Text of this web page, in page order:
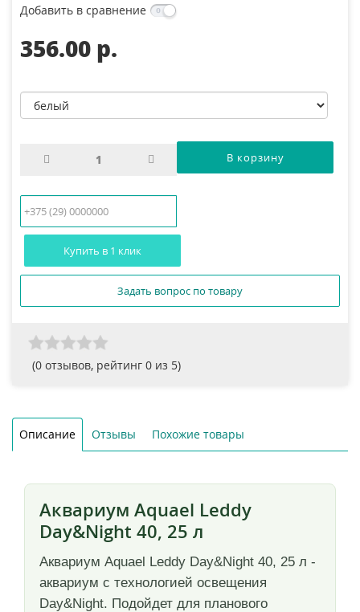
Добавить в сравнение
356.00 p.
Купить в 1 клик
Задать вопрос по товару
(0 отзывов, рейтинг 0 из 5)
Описание Отзывы Похожие товары
Аквариум Aquael Leddy
Day&Night 40, 25 л
Аквариум Aquael Leddy Day&Night 40, 25 л -
аквариум c технологией освещения
Day&Night. Подойдет для планового